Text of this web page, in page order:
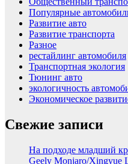
Популярные
Развитие авто
Развитие транспорта
Разное
рестайлинг автомобиля
Транспортная экология
Тюнинг авто
экологичность
Экономическое
Свежие записи
На подходе младший
Geely Monjaro/Xingyue